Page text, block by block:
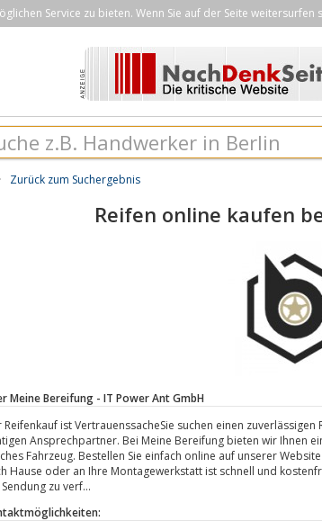
Service zu bieten. Wenn Sie auf der Seite weitersurfen
Zurück zum Suchergebnis
Reifen online kaufen
Meine Bereifung - IT Power Ant GmbH
Reifenkauf ist VertrauenssacheSie suchen einen
Ansprechpartner. Bei Meine Bereifung bieten wir Ihnen
Fahrzeug. Bestellen Sie einfach online auf unserer
Hause oder an Ihre Montagewerkstatt ist schnell und
zu verf...